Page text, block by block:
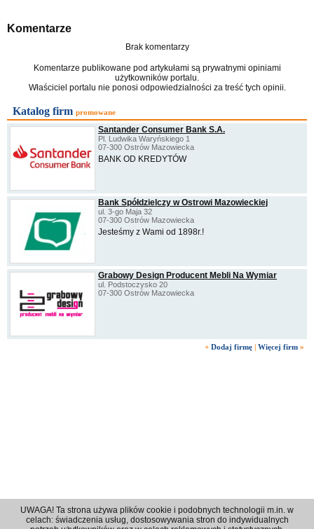
Komentarze
Brak komentarzy
Komentarze publikowane pod artykułami są prywatnymi opiniami
użytkowników portalu.
Właściciel portalu nie ponosi odpowiedzialności za treść tych opinii.
Katalog firm promowane
Santander Consumer Bank S.A.
Pl. Ludwika Waryńskiego 1
07-300 Ostrów Mazowiecka
BANK OD KREDYTÓW
Bank Spółdzielczy w Ostrowi Mazowieckiej
ul. 3-go Maja 32
07-300 Ostrów Mazowiecka
Jesteśmy z Wami od 1898r.!
Grabowy Design Producent Mebli Na Wymiar
ul. Podstoczysko 20
07-300 Ostrów Mazowiecka
+ Dodaj firmę | Więcej firm »
UWAGA! Ta strona używa plików cookie i podobnych technologii m.in. w
celach: świadczenia usług, dostosowywania stron do indywidualnych